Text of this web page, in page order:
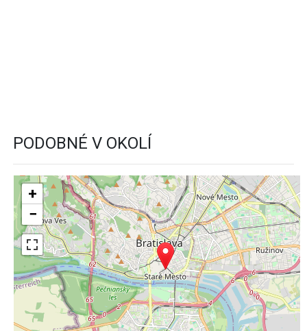
PODOBNÉ V OKOLÍ
+
−